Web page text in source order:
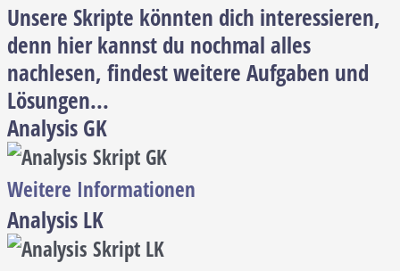
Unsere Skripte könnten dich interessieren,
denn hier kannst du nochmal alles
nachlesen, findest weitere Aufgaben und
Lösungen...
Analysis GK
Weitere Informationen
Analysis LK